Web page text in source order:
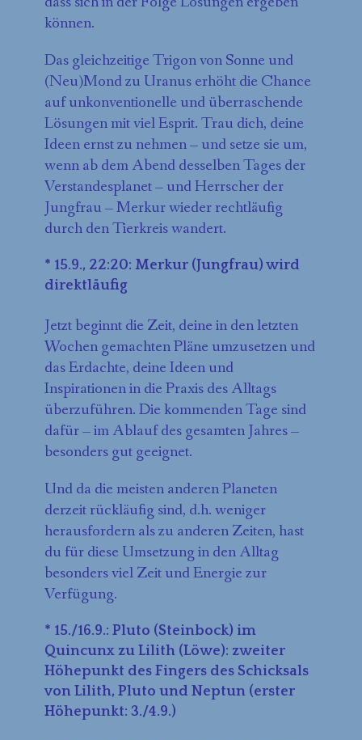
können.
Das gleichzeitige Trigon von Sonne und
(Neu)Mond zu Uranus erhöht die Chance
auf unkonventionelle und überraschende
Lösungen mit viel Esprit. Trau dich, deine
Ideen ernst zu nehmen – und setze sie um,
wenn ab dem Abend desselben Tages der
Verstandesplanet – und Herrscher der
Jungfrau – Merkur wieder rechtläufig
durch den Tierkreis wandert.
* 15.9., 22:20: Merkur (Jungfrau) wird
direktläufig
Jetzt beginnt die Zeit, deine in den letzten
Wochen gemachten Pläne umzusetzen und
das Erdachte, deine Ideen und
Inspirationen in die Praxis des Alltags
überzuführen. Die kommenden Tage sind
dafür – im Ablauf des gesamten Jahres –
besonders gut geeignet.
Und da die meisten anderen Planeten
derzeit rückläufig sind, d.h. weniger
herausfordern als zu anderen Zeiten, hast
du für diese Umsetzung in den Alltag
besonders viel Zeit und Energie zur
Verfügung.
* 15./16.9.: Pluto (Steinbock) im
Quincunx zu Lilith (Löwe): zweiter
Höhepunkt des Fingers des Schicksals
von Lilith, Pluto und Neptun (erster
Höhepunkt: 3./4.9.)